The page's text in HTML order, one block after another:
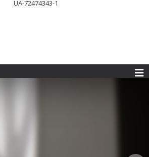
UA-72474343-1